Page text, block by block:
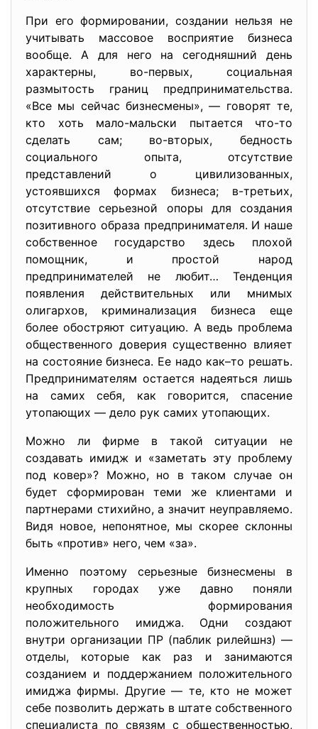
При его формировании, создании нельзя не
учитывать массовое восприятие бизнеса
вообще. А для него на сегодняшний день
характерны, во-первых, социальная
размытость границ предпринимательства.
«Все мы сейчас бизнесмены», — говорят те,
кто хоть мало-мальски пытается что-то
сделать сам; во-вторых, бедность
социального опыта, отсутствие
представлений о цивилизованных,
устоявшихся формах бизнеса; в-третьих,
отсутствие серьезной опоры для создания
позитивного образа предпринимателя. И наше
собственное государство здесь плохой
помощник, и простой народ
предпринимателей не любит… Тенденция
появления действительных или мнимых
олигархов, криминализация бизнеса еще
более обостряют ситуацию. А ведь проблема
общественного доверия существенно влияет
на состояние бизнеса. Ее надо как–то решать.
Предпринимателям остается надеяться лишь
на самих себя, как говорится, спасение
утопающих — дело рук самих утопающих.
Можно ли фирме в такой ситуации не
создавать имидж и «заметать эту проблему
под ковер»? Можно, но в таком случае он
будет сформирован теми же клиентами и
партнерами стихийно, а значит неуправляемо.
Видя новое, непонятное, мы скорее склонны
быть «против» него, чем «за».
Именно поэтому серьезные бизнесмены в
крупных городах уже давно поняли
необходимость формирования
положительного имиджа. Одни создают
внутри организации ПР (паблик рилейшнз) —
отделы, которые как раз и занимаются
созданием и поддержанием положительного
имиджа фирмы. Другие — те, кто не может
себе позволить держать в штате собственного
специалиста по связям с общественностью,